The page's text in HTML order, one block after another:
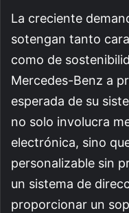
La creciente
sotengan tanto
como de
Mercedes-Benz a
esperada de su
no solo involucra
electrónica, sino
personalizable sin
un sistema de
proporcionar un